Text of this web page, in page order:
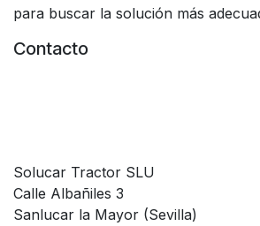
para buscar la solución más
Contacto
Solucar Tractor SLU
Calle Albañiles 3
Sanlucar la Mayor (Sevilla)